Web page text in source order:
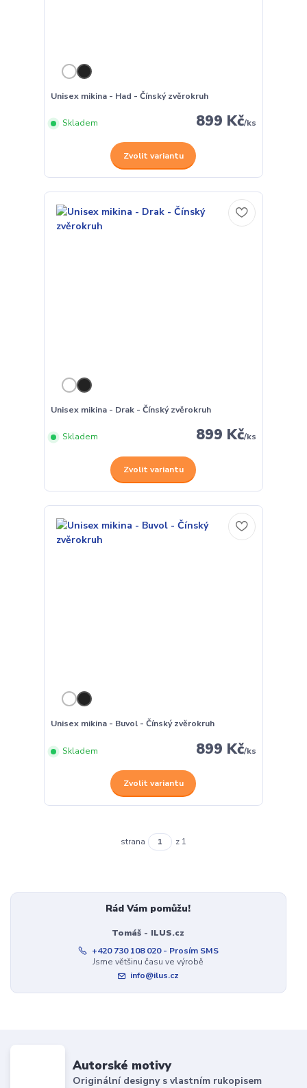
Unisex mikina - Had - Čínský zvěrokruh
899 Kč/ks
Skladem
Zvolit variantu
Unisex mikina - Drak - Čínský zvěrokruh
899 Kč/ks
Skladem
Zvolit variantu
Unisex mikina - Buvol - Čínský zvěrokruh
899 Kč/ks
Skladem
Zvolit variantu
strana z 1
Rád Vám pomůžu!
Tomáš - ILUS.cz
+420 730 108 020 - Prosím SMS
Jsme většinu času ve výrobě
info@ilus.cz
Autorské motivy
Originální designy s vlastním rukopisem